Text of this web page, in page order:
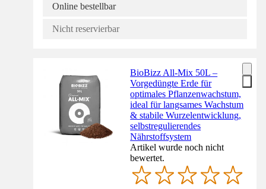
Online bestellbar
Nicht reservierbar
BioBizz All-Mix 50L –
Vorgedüngte Erde für
optimales Pflanzenwachstum,
ideal für langsames Wachstum
& stabile Wurzelentwicklung,
selbstregulierendes
Nährstoffsystem
Artikel wurde noch nicht
bewertet.